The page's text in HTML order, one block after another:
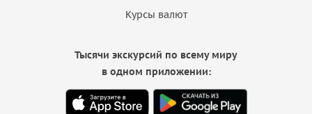
Курсы валют
Тысячи экскурсий по всему миру
в одном приложении: